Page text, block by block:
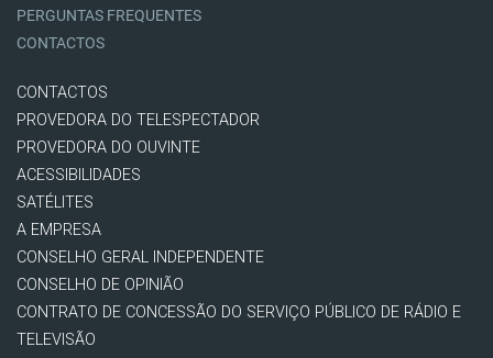
PERGUNTAS FREQUENTES
CONTACTOS
CONTACTOS
PROVEDORA DO TELESPECTADOR
PROVEDORA DO OUVINTE
ACESSIBILIDADES
SATÉLITES
A EMPRESA
CONSELHO GERAL INDEPENDENTE
CONSELHO DE OPINIÃO
CONTRATO DE CONCESSÃO DO SERVIÇO PÚBLICO DE RÁDIO E
TELEVISÃO